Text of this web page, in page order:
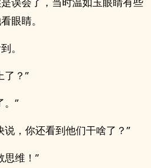
眼睛。
。
了？”
。”
说，你还看到他们干啥了？”
思维！”